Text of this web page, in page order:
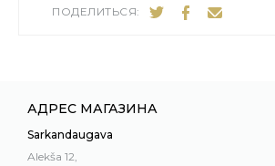
ПОДЕЛИТЬСЯ:
АДРЕС МАГАЗИНА
Sarkandaugava
Alekša 12,